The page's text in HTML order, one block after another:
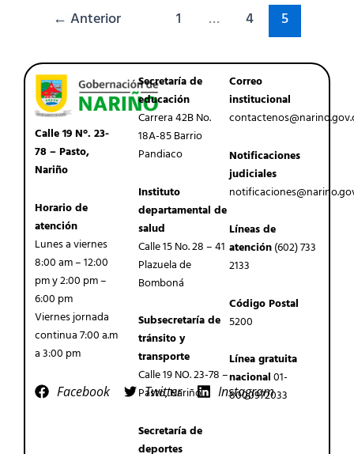
← Anterior 1 … 4 5
Calle 19 N°. 23-
78 – Pasto,
Nariño
Horario de
atención
Lunes a viernes
8:00 am – 12:00
pm y 2:00 pm –
6:00 pm
Viernes jornada
continua 7:00 a.m
a 3:00 pm
Facebook Twitter Instagram
Secretaría de
educación
Carrera 42B No.
18A-85 Barrio
Pandiaco
Instituto
departamental de
salud
Calle 15 No. 28 – 41
Plazuela de
Bomboná
Subsecretaría de
tránsito y
transporte
Calle 19 NO. 23-78 –
Pasto, Nariño
Secretaría de
deportes
Correo
institucional
Notificaciones
judiciales
Líneas de
atención(602) 733
2133
Código Postal
5200
Línea gratuita
nacional 01-
8000972033